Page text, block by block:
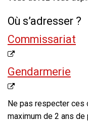
Où s’adresser ?
Commissariat
Gendarmerie
Ne pas respecter ces
maximum de 2 ans de